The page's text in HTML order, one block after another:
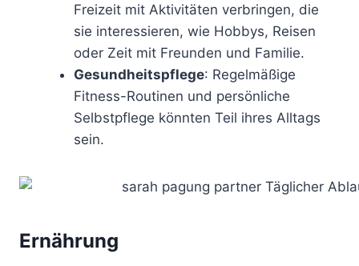
Freizeit mit Aktivitäten verbringen, die
sie interessieren, wie Hobbys, Reisen
oder Zeit mit Freunden und Familie.
Gesundheitspflege: Regelmäßige
Fitness-Routinen und persönliche
Selbstpflege könnten Teil ihres Alltags
sein.
Ernährung